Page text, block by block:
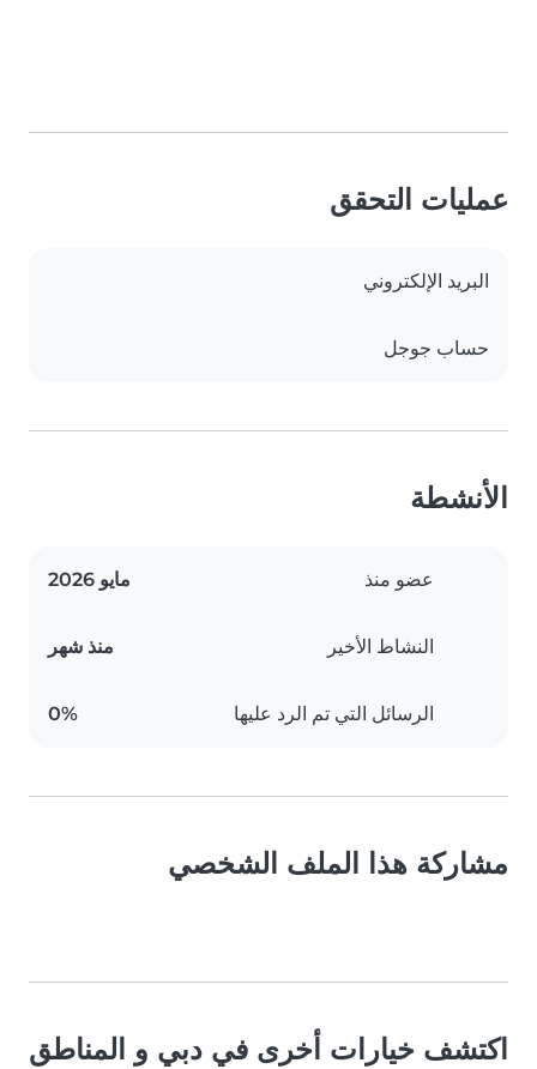
عمليات التحقق
البريد الإلكتروني
حساب جوجل
الأنشطة
عضو منذ مايو 2026
النشاط الأخير منذ شهر
الرسائل التي تم الرد عليها 0%
مشاركة هذا الملف الشخصي
اكتشف خيارات أخرى في دبي و المناطق